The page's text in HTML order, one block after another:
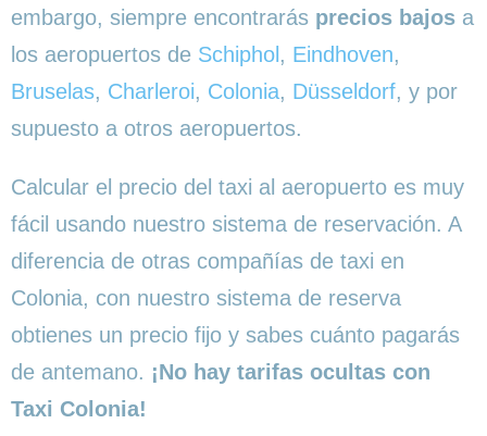
embargo, siempre encontrarás precios bajos a
los aeropuertos de Schiphol , Eindhoven,
Bruselas, Charleroi, Colonia, Düsseldorf, y por
supuesto a otros aeropuertos.
Calcular el precio del taxi al aeropuerto es muy
fácil usando nuestro sistema de reservación. A
diferencia de otras compañías de taxi en
Colonia, con nuestro sistema de reserva
obtienes un precio fijo y sabes cuánto pagarás
de antemano. ¡No hay tarifas ocultas con
Taxi Colonia!